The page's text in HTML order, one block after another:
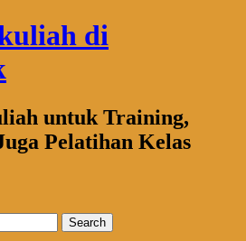
di
untuk Training,
Pelatihan Kelas